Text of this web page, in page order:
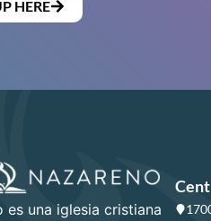
HERE
es una iglesia cristiana